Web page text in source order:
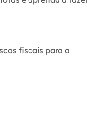
fiscais para a